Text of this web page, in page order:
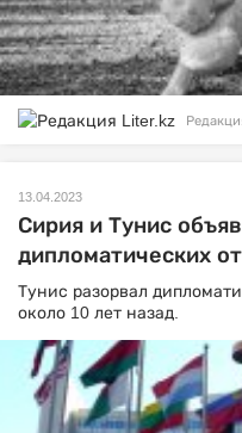
13.04.2023
Сирия и Тунис
дипломатических
Тунис разорвал
около 10 лет назад.